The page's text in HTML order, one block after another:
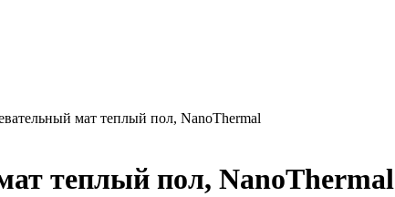
мат теплый пол, NanoThermal
теплый пол, NanoThermal